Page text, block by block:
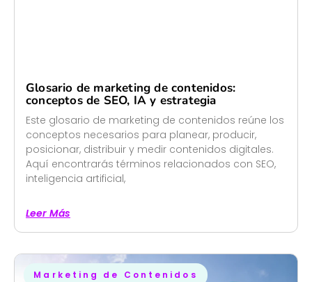
Glosario de marketing de contenidos:
conceptos de SEO, IA y estrategia
Este glosario de marketing de contenidos reúne los
conceptos necesarios para planear, producir,
posicionar, distribuir y medir contenidos digitales.
Aquí encontrarás términos relacionados con SEO,
inteligencia artificial,
Leer Más
Marketing de Contenidos